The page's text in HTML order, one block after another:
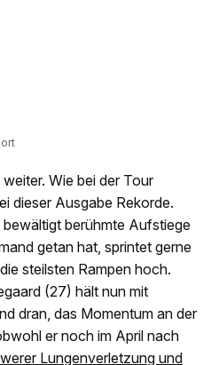
Wie bei der Tour
dieser Ausgabe Rekorde.
berühmte Aufstiege
getan hat, sprintet gerne
steilsten Rampen hoch.
(27) hält nun mit
dran, das Momentum an der
er noch im April nach
Lungenverletzung und